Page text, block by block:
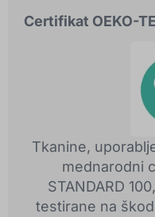
Certifikat OEKO-
Tkanine,
mednarodni
STANDARD
testirane na